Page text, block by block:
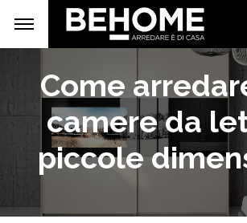
Come
camere da
piccole